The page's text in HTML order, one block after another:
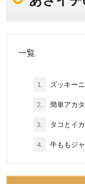
一覧
1. ズッキー
2. 簡単アカ
3. タコとイ
4. 牛ももジ